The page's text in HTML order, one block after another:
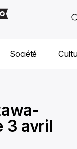
Société
3 avril